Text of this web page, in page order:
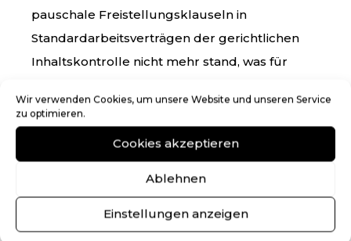
Wir verwenden Cookies, um unsere Website und unseren Service
zu optimieren.
Cookies akzeptieren
Ablehnen
Einstellungen anzeigen
pauschale Freistellungsklauseln in
Standardarbeitsverträgen der gerichtlichen
Inhaltskontrolle nicht mehr stand, was für
Haftungsrisiko birgt.
Eine Freistellung ist jedoch nicht generell
ausgeschlossen, sondern es bedarf einer im
konkrete betriebliche Gründe. Zudem muss
dem Beschäftigungsinteresse des